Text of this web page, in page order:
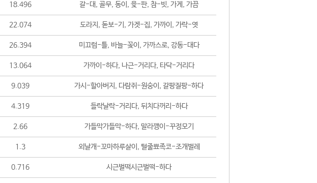
18.496 갈-대, 골무, 동이, 윷-판, 참-빗, 가게, 가끔
22.074 도라지, 돋보-기, 가겟-집, 가까이, 가락-엿
26.394 미끄럼-틀, 바늘-꽂이, 가까스로, 강동-대다
13.064 가까이-하다, 나근-거리다, 타닥-거리다
9.039 가시-할아버지, 다람쥐-원숭이, 갈팡질팡-하다
4.319 들락날락-거리다, 뒤치다꺼리-하다
2.66 가들막가들막-하다, 말라깽이-꾸정모기
1.3 외날개-꼬마하루살이, 털줄뾰족코-조개벌레
0.716 시근벌떡시근벌떡-하다